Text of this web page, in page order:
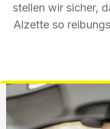
stellen wir sicher,
Alzette so